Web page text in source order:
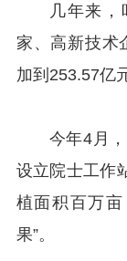
几年来
家、高新技术
加到253.57亿
今年4月
设立院士工作
植面积百万亩
果”。